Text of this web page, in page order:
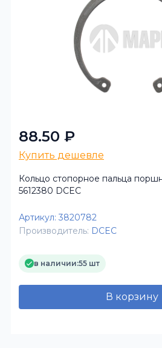
88.50 ₽
Купить дешевле
Кольцо стопорное пальца
5612380 DCEC
Артикул: 3820782
Производитель: DCEC
в наличии:55 шт
В корзину